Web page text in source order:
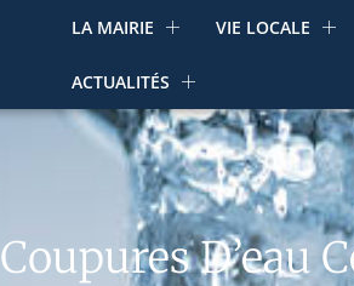
LA MAIRIE VIE LOCALE
ACTUALITÉS
Coupures D’eau